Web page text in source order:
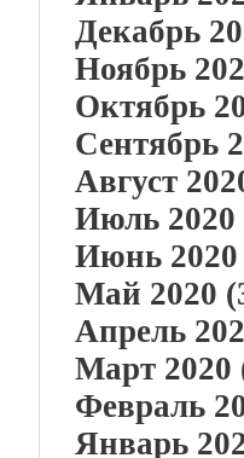
Декабрь
Ноябрь
Октябрь
Сентябрь
Август
Июль 2020
Июнь 2020
Май 2020
Апрель
Март 2020
Февраль
Январь